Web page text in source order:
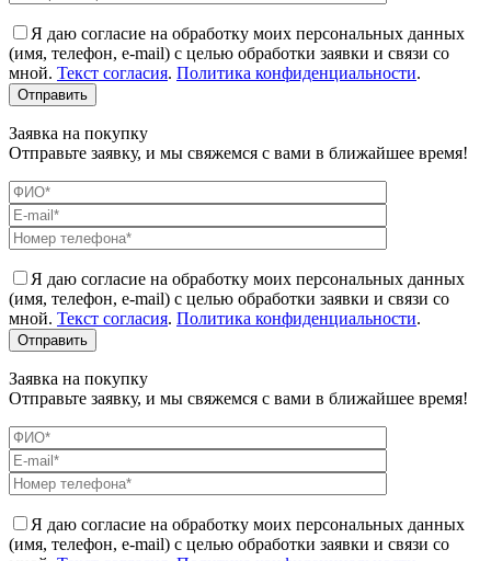
Я даю согласие на обработку моих персональных данных
(имя, телефон, e-mail) с целью обработки заявки и связи со
мной. Текст согласия. Политика конфиденциальности.
Заявка на покупку
Отправьте заявку, и мы свяжемся с вами в ближайшее время!
Я даю согласие на обработку моих персональных данных
(имя, телефон, e-mail) с целью обработки заявки и связи со
мной. Текст согласия. Политика конфиденциальности.
Заявка на покупку
Отправьте заявку, и мы свяжемся с вами в ближайшее время!
Я даю согласие на обработку моих персональных данных
(имя, телефон, e-mail) с целью обработки заявки и связи со